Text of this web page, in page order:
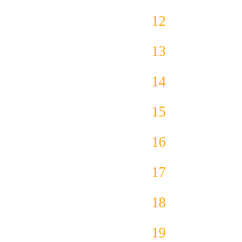
12
13
14
15
16
17
18
19